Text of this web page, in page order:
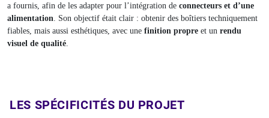
a fournis, afin de les adapter pour l’intégration de connecteurs et d’une
alimentation. Son objectif était clair : obtenir des boîtiers techniquement
fiables, mais aussi esthétiques, avec une finition propre et un rendu
visuel de qualité.
LES SPÉCIFICITÉS DU PROJET